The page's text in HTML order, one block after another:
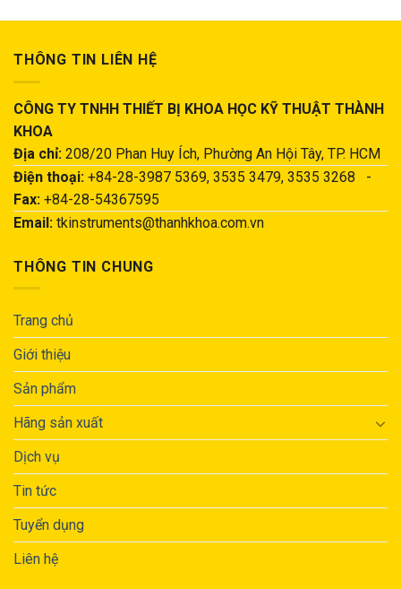
THÔNG TIN LIÊN HỆ
CÔNG TY TNHH THIẾT BỊ KHOA HỌC KỸ THUẬT THÀNH
KHOA
Địa chỉ: 208/20 Phan Huy Ích, Phường An Hội Tây, TP. HCM
Điện thoại: +84-28-3987 5369, 3535 3479, 3535 3268 -
Fax: +84-28-54367595
Email: tkinstruments@thanhkhoa.com.vn
THÔNG TIN CHUNG
Trang chủ
Giới thiệu
Sản phẩm
Hãng sản xuất
Dịch vụ
Tin tức
Tuyển dụng
Liên hệ